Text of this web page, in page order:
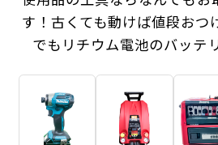
す！ 古くても動けば値段おつ
でもリチウム電池のバッテ